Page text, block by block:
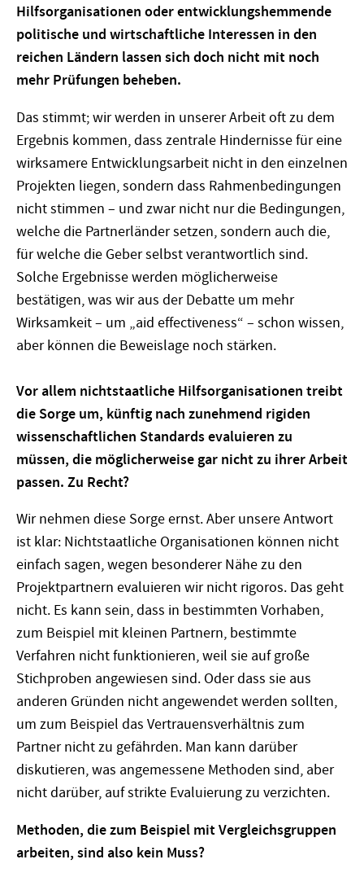
Hilfsorganisationen oder entwicklungshemmende
politische und wirtschaftliche Interessen in den
reichen Ländern lassen sich doch nicht mit noch
mehr Prüfungen beheben.
Das stimmt; wir werden in unserer Arbeit oft zu dem
Ergebnis kommen, dass zentrale Hindernisse für eine
wirksamere Entwicklungsarbeit nicht in den einzelnen
Projekten liegen, sondern dass Rahmenbedingungen
nicht stimmen – und zwar nicht nur die Bedingungen,
welche die Partnerländer setzen, sondern auch die,
für welche die Geber selbst verantwortlich sind.
Solche Ergebnisse werden möglicherweise
bestätigen, was wir aus der Debatte um mehr
Wirksamkeit – um „aid effectiveness“ – schon wissen,
aber können die Beweislage noch stärken.
Vor allem nichtstaatliche Hilfsorganisationen treibt
die Sorge um, künftig nach zunehmend rigiden
wissenschaftlichen Standards evaluieren zu
müssen, die möglicherweise gar nicht zu ihrer Arbeit
passen. Zu Recht?
Wir nehmen diese Sorge ernst. Aber unsere Antwort
ist klar: Nichtstaatliche Organisationen können nicht
einfach sagen, wegen besonderer Nähe zu den
Projektpartnern evaluieren wir nicht rigoros. Das geht
nicht. Es kann sein, dass in bestimmten Vorhaben,
zum Beispiel mit kleinen Partnern, bestimmte
Verfahren nicht funktionieren, weil sie auf große
Stichproben angewiesen sind. Oder dass sie aus
anderen Gründen nicht angewendet werden sollten,
um zum Beispiel das Vertrauensverhältnis zum
Partner nicht zu gefährden. Man kann darüber
diskutieren, was angemessene Methoden sind, aber
nicht darüber, auf strikte Evaluierung zu verzichten.
Methoden, die zum Beispiel mit Vergleichsgruppen
arbeiten, sind also kein Muss?